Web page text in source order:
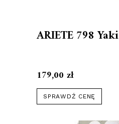
ARIETE 798 Yaki
179,00zł
SPRAWDŹ CENĘ